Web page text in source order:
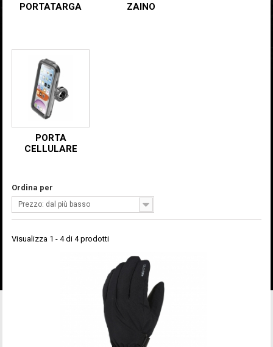
PORTATARGA ZAINO
PORTA
CELLULARE
Ordina per
Prezzo: dal più basso
Visualizza 1 - 4 di 4 prodotti